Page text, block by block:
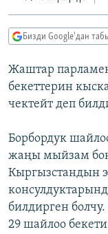
ЭКСПЕРТТЕР
БИЗ ЖАНА ДҮЙНӨ
ДАНИСТЕ
АЗАТТЫК+
ЫҢГАЙСЫЗ
ӨЗГӨЧӨ ПИКИР
Русский
ЭЕ/АРнун
Бизди Google'дан
Жаштар
бекеттерин
чектейт деп
Борбордук
жаңы мыйзам
Кыргызстандын
билдирген
29 шайлоо